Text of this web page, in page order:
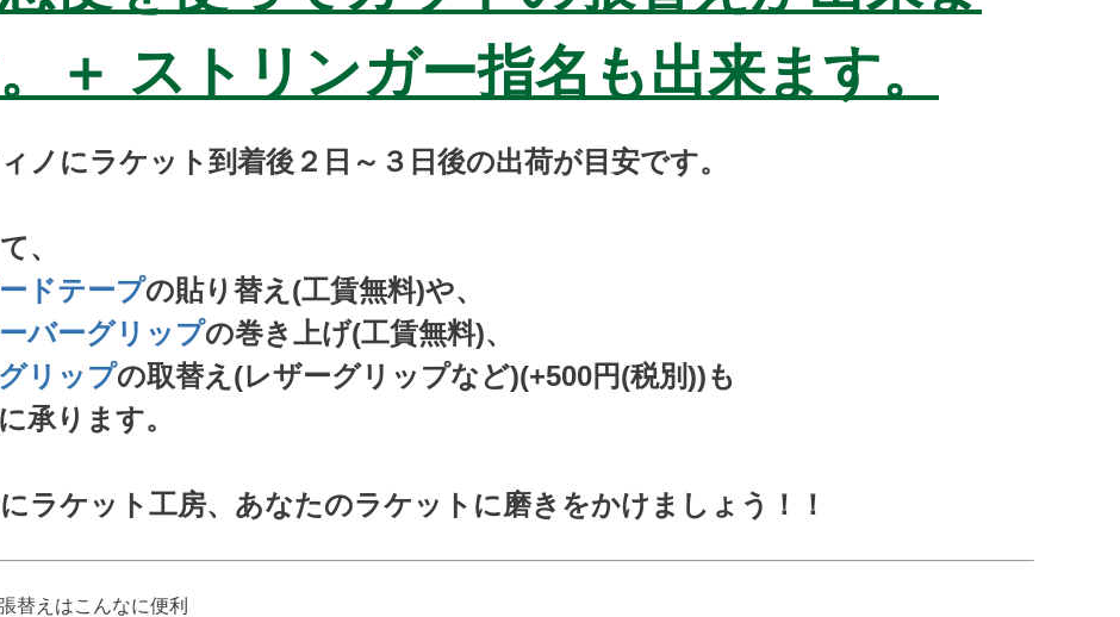
＋ ストリンガー指名も出来ます。
ノにラケット到着後２日～３日後の出荷が目安です。
、
ドテープの貼り替え(工賃無料)や、
バーグリップの巻き上げ(工賃無料)、
リップの取替え(レザーグリップなど)(+500円(税別))も
承ります。
ラケット工房、あなたのラケットに磨きをかけましょう！！
替えはこんなに便利